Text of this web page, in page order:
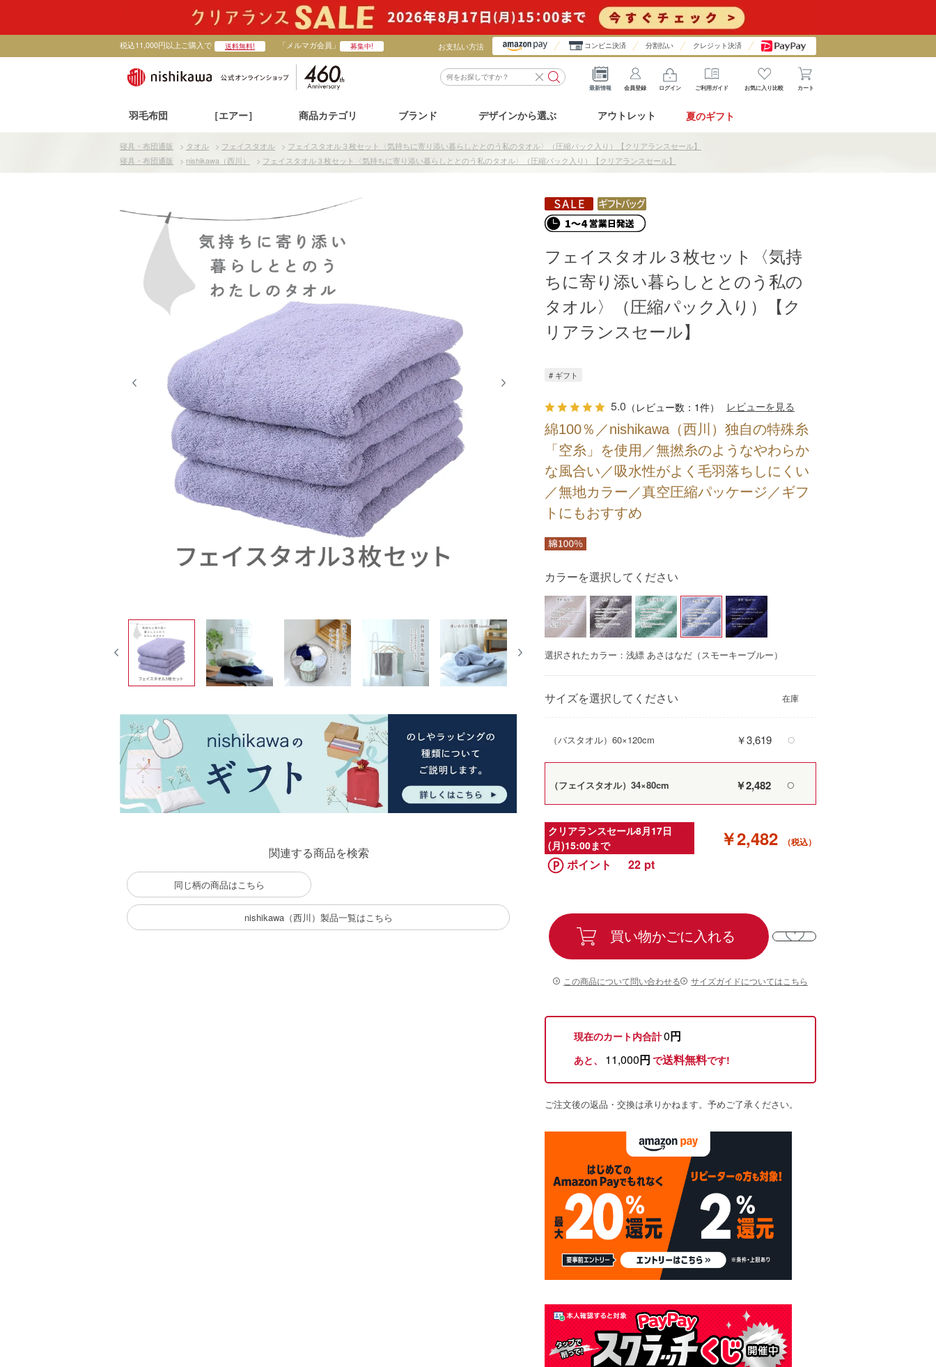
税込11,000円以上ご購入で 送料無料! 「メルマガ会員」 募集中! お支払い方法 コンビニ決済 分割払い クレジット決済
最新情報 会員登録 ログイン ご利用ガイド お気に入り比較 カート
羽毛布団 ［エアー］ 商品カテゴリ ブランド デザインから選ぶ アウトレット 夏のギフト
寝具・布団通販 > タオル > フェイスタオル > フェイスタオル３枚セット〈気持ちに寄り添い暮らしととのう私のタオル〉（圧縮パック入り）【クリアランスセール】
寝具・布団通販
> nishikawa（西川） > フェイスタオル３枚セット〈気持ちに寄り添い暮らしととのう私のタオル〉（圧縮パック入り）【クリアランスセール】
関連する商品を検索
同じ柄の商品はこちら
nishikawa（西川）製品一覧はこちら
綿100％／nishikawa（西川）独自の特殊糸
「空糸」を使用／無撚糸のようなやわらか
な風合い／吸水性がよく毛羽落ちしにくい
／無地カラー／真空圧縮パッケージ／ギフ
トにもおすすめ
フェイスタオル３枚セット〈気持
ちに寄り添い暮らしととのう私の
タオル〉（圧縮パック入り）【ク
リアランスセール】
# ギフト
5.0 （レビュー数：1件） レビューを見る
クリアランスセール8月17日
(月)15:00まで
￥2,482
ポイント 22
現在のカート内合計0円
あと、 11,000円 で送料無料です!
カラーを選択してください
選択されたカラー：浅縹 あさはなだ（スモーキーブルー）
サイズを選択してください
（バスタオル）60×120cm ￥3,619 〇
（フェイスタオル）34×80cm ￥2,482 〇
買い物かごに入れる
この商品について問い合わせる サイズガイドについてはこちら
ご注文後の返品・交換は承りかねます。予めご了承ください。